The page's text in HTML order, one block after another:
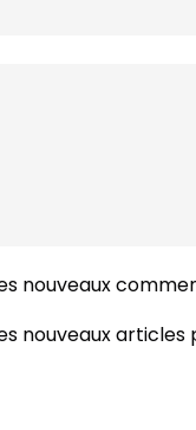
nouveaux
nouveaux articles